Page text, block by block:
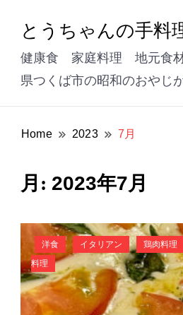
とうちゃんの手料
健康食 家庭料理 地元
県つくば市の昭和のおやじ
Home 2023 7月
月: 2023年7月
洋食 イタリアン 鶏肉料理
料理